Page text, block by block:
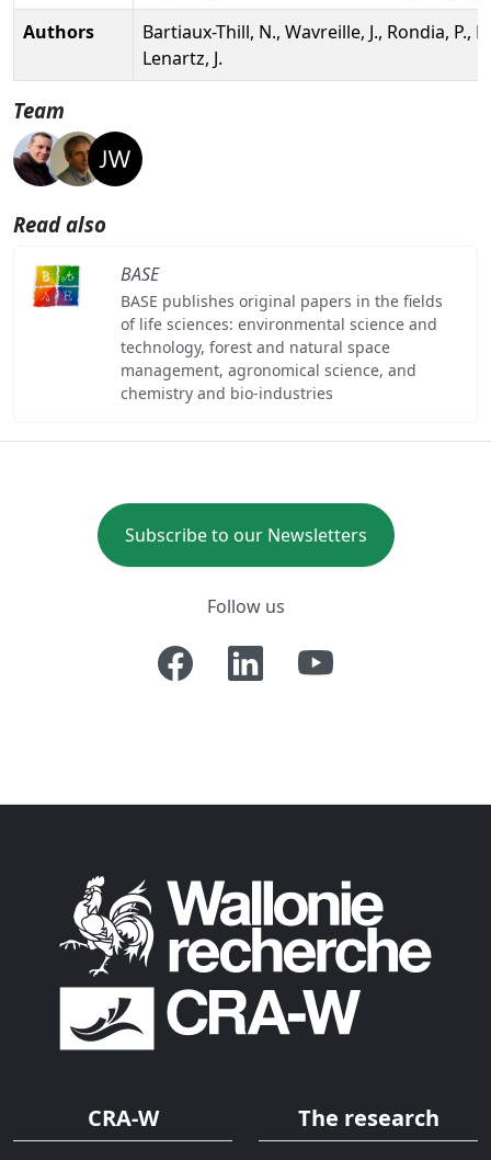
Authors
Bartiaux-Thill, N., Wavreille, J., Rondia, P.,
Lenartz, J.
Team
Read also
BASE
BASE publishes original papers in the fields
of life sciences: environmental science and
technology, forest and natural space
management, agronomical science, and
chemistry and bio-industries
Subscribe to our Newsletters
Follow us
CRA-W The research